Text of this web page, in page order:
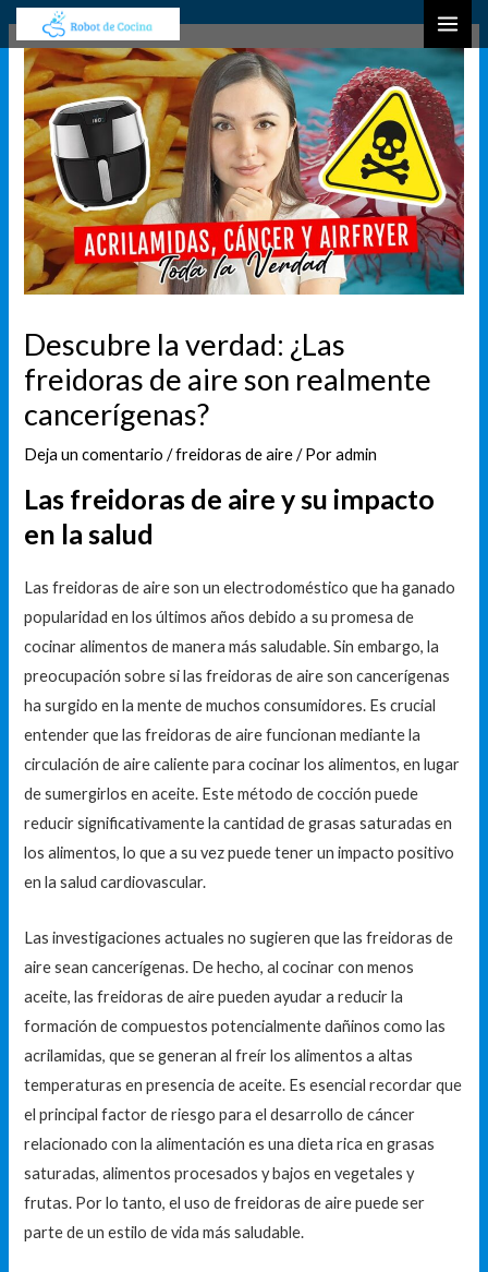
contenido
Descubre la verdad: ¿Las
freidoras de aire son realmente
cancerígenas?
Deja un comentario /freidoras de aire/ Poradmin
Las freidoras de aire y su impacto
en la salud
Las freidoras de aire son un electrodoméstico que ha ganado
popularidad en los últimos años debido a su promesa de
cocinar alimentos de manera más saludable. Sin embargo, la
preocupación sobre si las freidoras de aire son cancerígenas
ha surgido en la mente de muchos consumidores. Es crucial
entender que las freidoras de aire funcionan mediante la
circulación de aire caliente para cocinar los alimentos, en lugar
de sumergirlos en aceite. Este método de cocción puede
reducir significativamente la cantidad de grasas saturadas en
los alimentos, lo que a su vez puede tener un impacto positivo
en la salud cardiovascular.
Las investigaciones actuales no sugieren que las freidoras de
aire sean cancerígenas. De hecho, al cocinar con menos
aceite, las freidoras de aire pueden ayudar a reducir la
formación de compuestos potencialmente dañinos como las
acrilamidas, que se generan al freír los alimentos a altas
temperaturas en presencia de aceite. Es esencial recordar que
el principal factor de riesgo para el desarrollo de cáncer
relacionado con la alimentación es una dieta rica en grasas
saturadas, alimentos procesados y bajos en vegetales y
frutas. Por lo tanto, el uso de freidoras de aire puede ser
parte de un estilo de vida más saludable.
Navegación
de
entradas
u
s
c
a